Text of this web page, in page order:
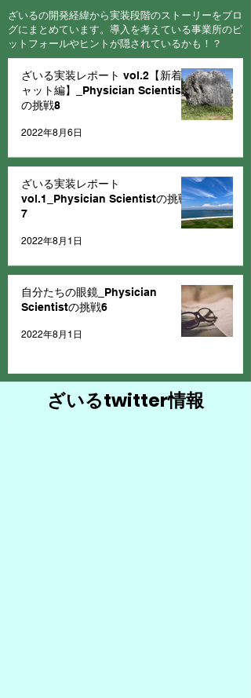
​ざいるの開発経緯から実装段階のストーリーをブロ
グにまとめています。導入を考えている事業所のピ
ットフォールやヒントが隠されているかも！？
ざいる実装レポート vol.2【新着チ
ャット編】_Physician Scientist
の挑戦8
2022年8月6日
ざいる実装レポート
vol.1_Physician Scientistの挑戦
7
2022年8月1日
自分たちの眼鏡_Physician
Scientistの挑戦6
2022年8月1日
ざいるtwitter情報